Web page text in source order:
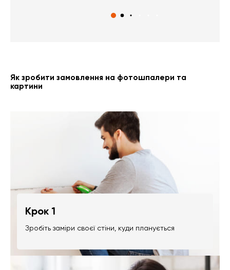
Як зробити замовлення на фотошпалери та
картини
Крок 1
Зробіть заміри своєї стіни, куди планується